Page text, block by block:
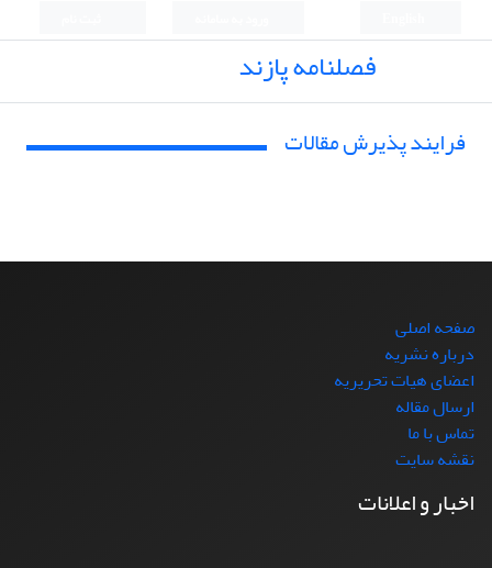
فصلنامه پازند
فرایند پذیرش مقالات
صفحه اصلی
درباره نشریه
اعضای هیات تحریریه
ارسال مقاله
تماس با ما
نقشه سایت
اخبار و اعلانات